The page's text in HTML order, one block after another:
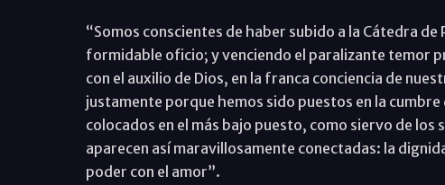
“Somos conscientes de haber subido a la Cátedra
formidable oficio; y venciendo el paralizante temor
con el auxilio de Dios, en la franca conciencia de
justamente porque hemos sido puestos en la
colocados en el más bajo puesto, como siervo de
aparecen así maravillosamente conectadas: la
poder con el amor”.